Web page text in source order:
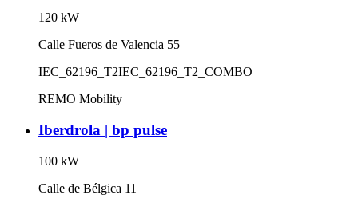
120 kW
Calle Fueros de Valencia 55
IEC_62196_T2IEC_62196_T2_COMBO
REMO Mobility
Iberdrola | bp pulse
100 kW
Calle de Bélgica 11